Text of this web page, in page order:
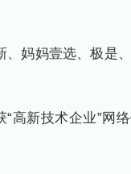
、妈妈壹选、极是
高新技术企业”网